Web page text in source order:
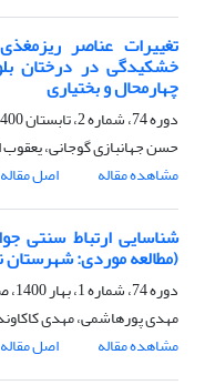
تغییرات عناصر
چهارمحال و بختیاری
دوره 74، شماره 2، تابستان 1400، صفحه
حسن جهانبازی گوجانی،
مشاهده مقاله
اصل مقاله
شناسایی ارتباط سنتی
(مطالعه موردی: شهرستان
دوره 74، شماره 1، بهار 1400، صفحه
مهدی پورهاشمی، مهدی
مشاهده مقاله
اصل مقاله